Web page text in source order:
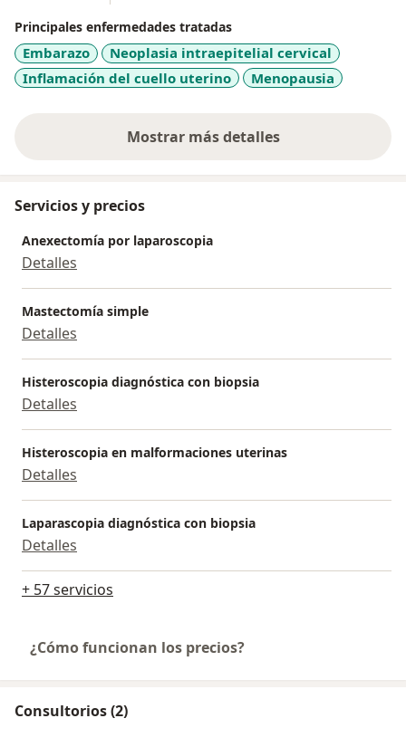
Principales enfermedades tratadas
Embarazo
Neoplasia intraepitelial cervical
Inflamación del cuello uterino
Menopausia
Mostrar más detalles
sobre la experiencia
Servicios y precios
Anexectomía por laparoscopia
Detalles
Mastectomía simple
Detalles
Histeroscopia diagnóstica con biopsia
Detalles
Histeroscopia en malformaciones uterinas
Detalles
Laparascopia diagnóstica con biopsia
Detalles
+ 57 servicios
¿Cómo funcionan los precios?
Consultorios (2)